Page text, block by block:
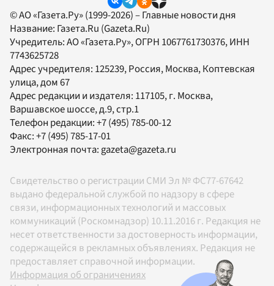
© АО «Газета.Ру» (1999-2026) – Главные новости дня
Название: Газета.Ru (Gazeta.Ru)
Учредитель:АО «Газета.Ру», ОГРН 1067761730376, ИНН
7743625728
Адрес учредителя: 125239, Россия, Москва, Коптевская
улица, дом 67
Адрес редакции и издателя: 117105, г. Москва,
Варшавское шоссе, д.9, стр.1
Телефон редакции:+7 (495) 785-00-12
Факс:+7 (495) 785-17-01
Электронная почта:gazeta@gazeta.ru
Свидетельство о регистрации СМИ Эл № ФС77-67642
выдано федеральной службой по надзору в сфере
связи, информационных технологий и массовых
коммуникаций (Роскомнадзор) 10.11.2016 г. Редакция не
несет ответственности за достоверность информации,
содержащейся в рекламных объявлениях. Редакция не
предоставляет справочной информации.
Информация об ограничениях